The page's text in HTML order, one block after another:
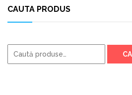
CAUTA PRODUS
Caută
după: